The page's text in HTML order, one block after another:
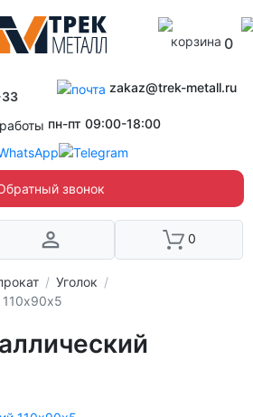
0
zakaz@trek-metall.ru
пн-пт 09:00-18:00
звонок
0
Уголок